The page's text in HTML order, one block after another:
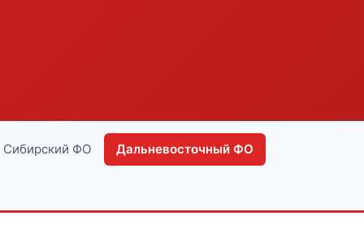
Сибирский ФО Дальневосточный ФО